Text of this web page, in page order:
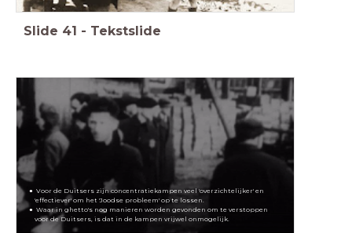
Slide 41 - Tekstslide
Voor de Duitsers zijn concentratiekampen veel 'overzichtelijker' en
'effectiever' om het 'Joodse probleem' op te lossen.
Waar in ghetto's nog manieren worden gevonden om te verstoppen
voor de Duitsers, is dat in de kampen vrijwel onmogelijk.